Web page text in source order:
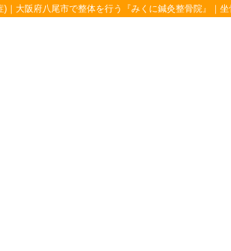
)｜大阪府八尾市で整体を行う『みくに鍼灸整骨院』｜